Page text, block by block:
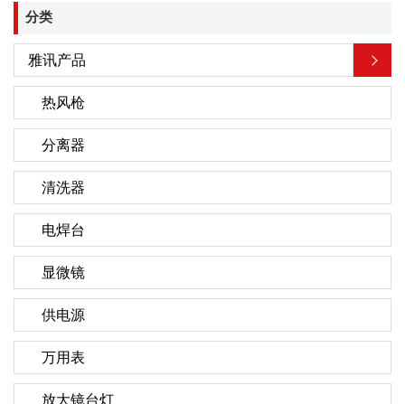
分类
雅讯产品
热风枪
分离器
清洗器
电焊台
显微镜
供电源
万用表
放大镜台灯